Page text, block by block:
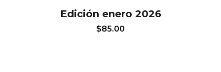
Edición enero 2026
$85.00